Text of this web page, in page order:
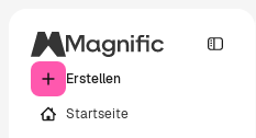
Erstellen
Startseite